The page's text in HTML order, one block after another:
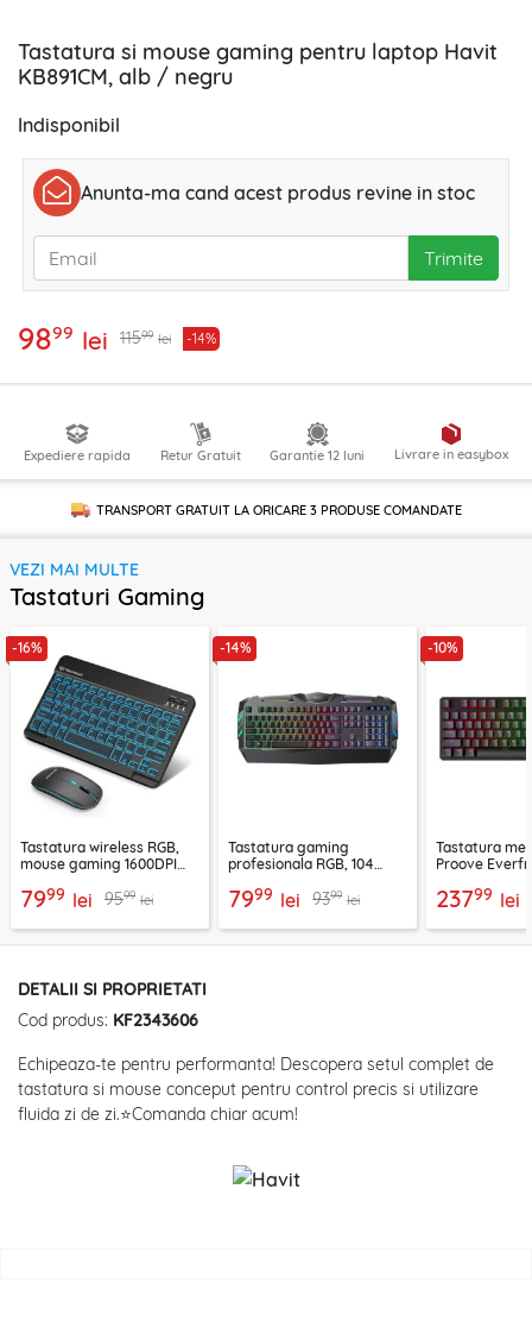
Tastatura si mouse gaming pentru laptop Havit
KB891CM, alb / negru
Indisponibil
Anunta-ma cand acest produs revine in stoc
Trimite
9899 lei 11599 lei -14%
Expediere rapida Retur Gratuit Garantie 12 luni Livrare in easybox
TRANSPORT GRATUIT LA ORICARE 3 PRODUSECOMANDATE
VEZI MAI MULTE
Tastaturi Gaming
-16%
Tastatura wireless RGB,
mouse gaming 1600DPI
7999 lei 9599 lei
-14%
Tastatura gaming
profesionala RGB, 104
7999 lei 9399 lei
-10%
Tastatura
Proove
23799 lei
DETALII SI PROPRIETATI
Cod produs: KF2343606
Echipeaza-te pentru performanta! Descopera setul complet de
tastatura si mouse conceput pentru control precis si utilizare
fluida zi de zi.⭐Comanda chiar acum!